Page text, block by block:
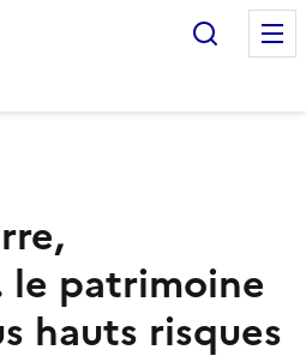
patrimoine
hauts risques